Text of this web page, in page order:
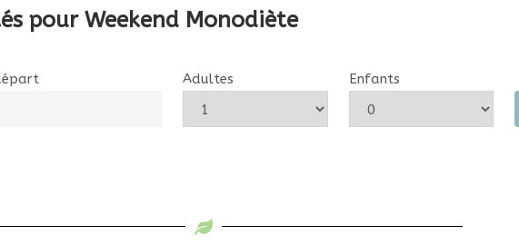
pour Weekend Monodiète
Adultes Enfants